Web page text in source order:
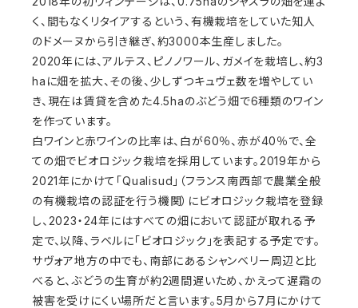
く、間もなくリタイアするという、有機栽培をしていた知人
のドメーヌから引き継ぎ、約3000本生産しました。
2020年には、アルテス、ピノノワール、ガメイを栽培し、約3
haに畑を拡大、その後、少しずつキュヴェ数を増やしてい
き、現在は賃貸を含めた4.5haのぶどう畑で6種類のワイン
を作っています。
白ワインと赤ワインの比率は、白が60％、赤が40％で、全
ての畑でビオロジック栽培を採用しています。2019年から
2021年にかけて「Qualisud」（フランス南西部で農業全般
の有機栽培の認証を行う機関）にビオロジック栽培を登録
し、2023・24年にはすべての畑において認証が取れる予
定で、以降、ラベルに「ビオロジック」を表記する予定です。
サヴォア地方の中でも、南部にあるシャンベリー周辺と比
べると、ぶどうの生育が約2週間遅いため、かえって遅霜の
被害を受けにくい場所だと言います。5月から7月にかけて